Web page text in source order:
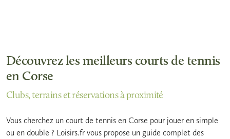
Découvrez les meilleurs courts de tennis
en Corse
Clubs, terrains et réservations à proximité
Vous cherchez un court de tennis en Corse pour jouer en simple
ou en double ? Loisirs.fr vous propose un guide complet des